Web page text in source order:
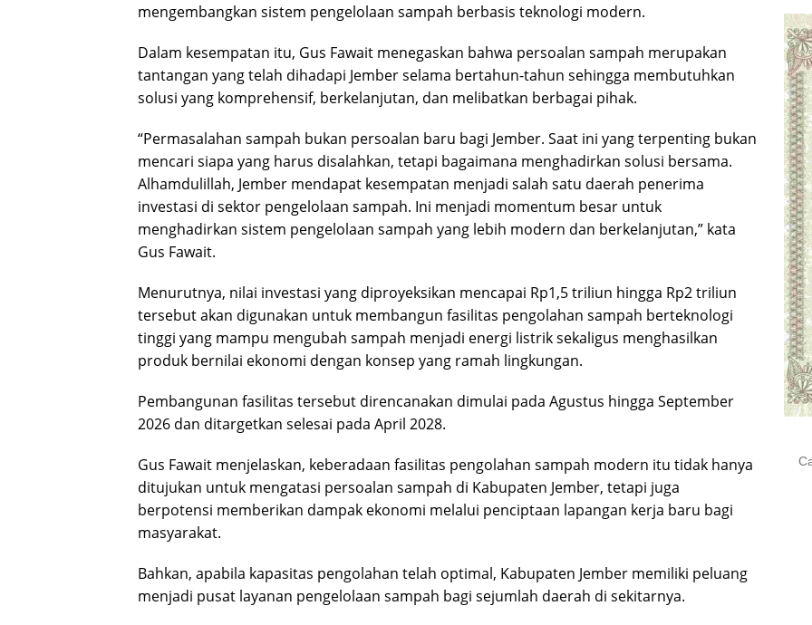
mengembangkan sistem pengelolaan sampah berbasis teknologi modern.
Dalam kesempatan itu, Gus Fawait menegaskan bahwa persoalan sampah merupakan
tantangan yang telah dihadapi Jember selama bertahun-tahun sehingga membutuhkan
solusi yang komprehensif, berkelanjutan, dan melibatkan berbagai pihak.
“Permasalahan sampah bukan persoalan baru bagi Jember. Saat ini yang terpenting bukan
mencari siapa yang harus disalahkan, tetapi bagaimana menghadirkan solusi bersama.
Alhamdulillah, Jember mendapat kesempatan menjadi salah satu daerah penerima
investasi di sektor pengelolaan sampah. Ini menjadi momentum besar untuk
menghadirkan sistem pengelolaan sampah yang lebih modern dan berkelanjutan,” kata
Gus Fawait.
Menurutnya, nilai investasi yang diproyeksikan mencapai Rp1,5 triliun hingga Rp2 triliun
tersebut akan digunakan untuk membangun fasilitas pengolahan sampah berteknologi
tinggi yang mampu mengubah sampah menjadi energi listrik sekaligus menghasilkan
produk bernilai ekonomi dengan konsep yang ramah lingkungan.
Pembangunan fasilitas tersebut direncanakan dimulai pada Agustus hingga September
2026 dan ditargetkan selesai pada April 2028.
Gus Fawait menjelaskan, keberadaan fasilitas pengolahan sampah modern itu tidak hanya
ditujukan untuk mengatasi persoalan sampah di Kabupaten Jember, tetapi juga
berpotensi memberikan dampak ekonomi melalui penciptaan lapangan kerja baru bagi
masyarakat.
Bahkan, apabila kapasitas pengolahan telah optimal, Kabupaten Jember memiliki peluang
menjadi pusat layanan pengelolaan sampah bagi sejumlah daerah di sekitarnya.